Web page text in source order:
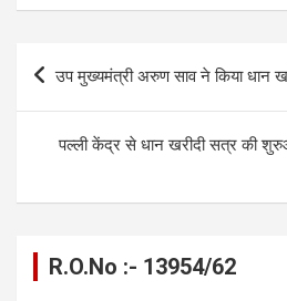
ce
o
o
k
se
n
g
er
at
A
p
p
e
a
m
Post
navigation
उप मुख्यमंत्री अरुण साव ने किया धान
पल्ली केंद्र से धान खरीदी सत्र की
R.O.No :- 13954/62